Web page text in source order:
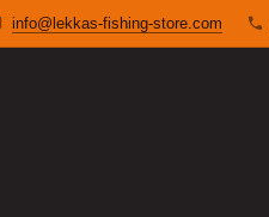
info@lekkas-fishing-store.com